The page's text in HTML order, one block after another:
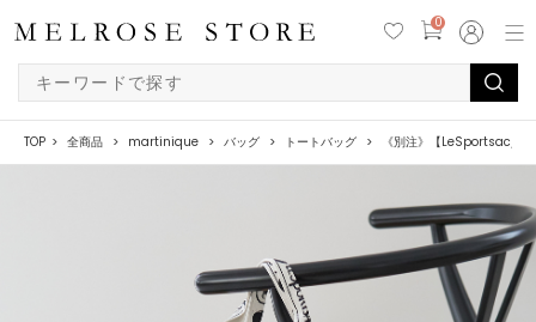
0
TOP 全商品 martinique バッグ トートバッグ 《別注》【LeSportsac/レ